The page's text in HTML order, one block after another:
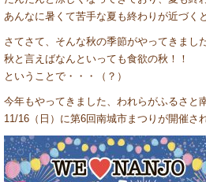
あんなに暑くて苦手な夏も終わりが近づく
さてさて、そんな秋の季節がやってきました
秋と言えばなんといっても食欲の秋！！
ということで・・・（？）
今年もやってきました、われらがふるさと
11/16（日）に第6回南城市まつりが開催さ